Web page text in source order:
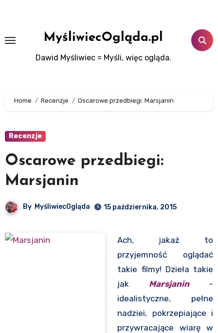
MyśliwiecOgląda.pl
Dawid Myśliwiec = Myśli, więc ogląda.
Home Recenzje Oscarowe przedbiegi: Marsjanin
Recenzje
Oscarowe przedbiegi:
Marsjanin
By MyśliwiecOgląda 15 października, 2015
Ach, jakaż to
przyjemność oglądać
takie filmy! Dzieła takie
jak Marsjanin
–
idealistyczne, pełne
nadziei, pokrzepiające i
przywracające wiarę w